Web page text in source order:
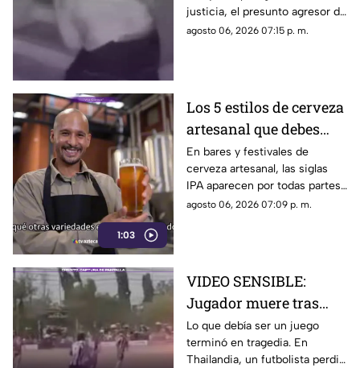
justicia, el presunto agresor de
Paula Fajardo fue localizado y
agosto 06, 2026 07:15 p. m.
1:03
Los 5 estilos de cerveza
artesanal que debes
conocer
En bares y festivales de
cerveza artesanal, las siglas
IPA aparecen por todas partes.
Pero, ¿qué significa realmente
agosto 06, 2026 07:09 p. m.
VIDEO SENSIBLE:
Jugador muere tras
impacto de rayo
durante partido
Lo que debía ser un juego
terminó en tragedia. En
Thailandia, un futbolista perdió